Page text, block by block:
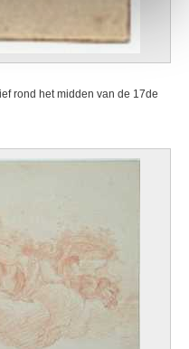
rond het midden van de 17de